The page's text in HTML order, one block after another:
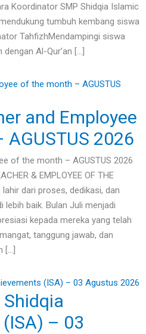
Koordinator SMP Shidqia Islamic
tumbuh kembang siswa
TahfizhMendampingi siswa
Al-Qur’an […]
and Employee
2026
of the month – AGUSTUS 2026
& EMPLOYEE OF THE
dari proses, dedikasi, dan
baik. Bulan Juli menjadi
kepada mereka yang telah
tanggung jawab, dan
[…]
– 03